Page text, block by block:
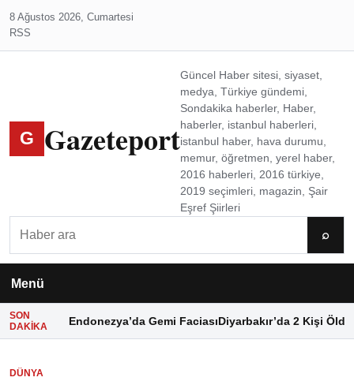
8 Ağustos 2026, Cumartesi
RSS
G Gazeteport
Güncel Haber sitesi, siyaset,
medya, Türkiye gündemi,
Sondakika haberler, Haber,
haberler, istanbul haberleri,
istanbul haber, hava durumu,
memur, öğretmen, yerel haber,
2016 haberleri, 2016 türkiye,
2019 seçimleri, magazin, Şair
Eşref Şiirleri
⌕
Menü
SON
DAKIKA
Endonezya’da Gemi FaciasıDiyarbakır’da 2 Kişi Öldü
DÜNYA